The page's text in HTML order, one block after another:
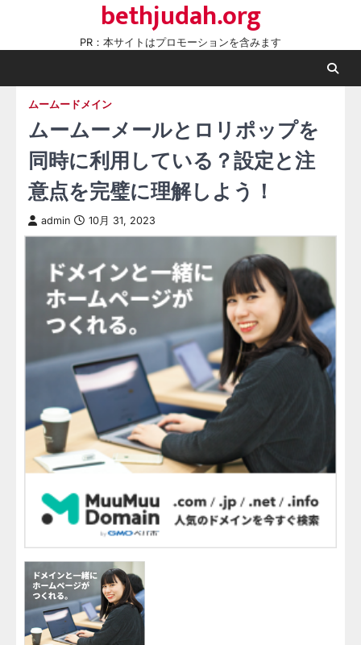
content
bethjudah.org
PR：本サイトはプロモーションを含みます
ムームードメイン
ムームーメールとロリポップを
同時に利用している？設定と注
意点を完璧に理解しよう！
admin 10月 31, 2023